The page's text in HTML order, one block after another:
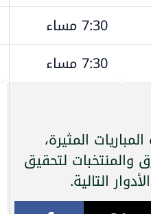
7:30 مساء
7:30 مساء
المثيرة،
لتحقيق
التالية.